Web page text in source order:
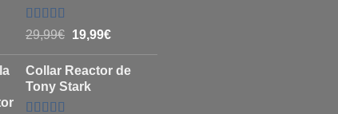
Valorado
con
5
29,99€ El
original
era:
19,99€El
actual
Collar Reactor de
Tony Stark